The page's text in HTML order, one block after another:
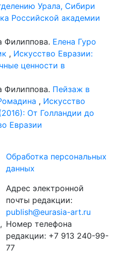
Урала, Сибири
Российской академии
Филиппова. Елена Гуро
, Искусство Евразии:
ценности в
Филиппова. Пейзаж в
, Искусство
От Голландии до
Евразии
Обработка персональных
данных
Адрес электронной
почты редакции:
publish@eurasia-art.ru
Номер телефона
редакции: +7 913 240-99-
77